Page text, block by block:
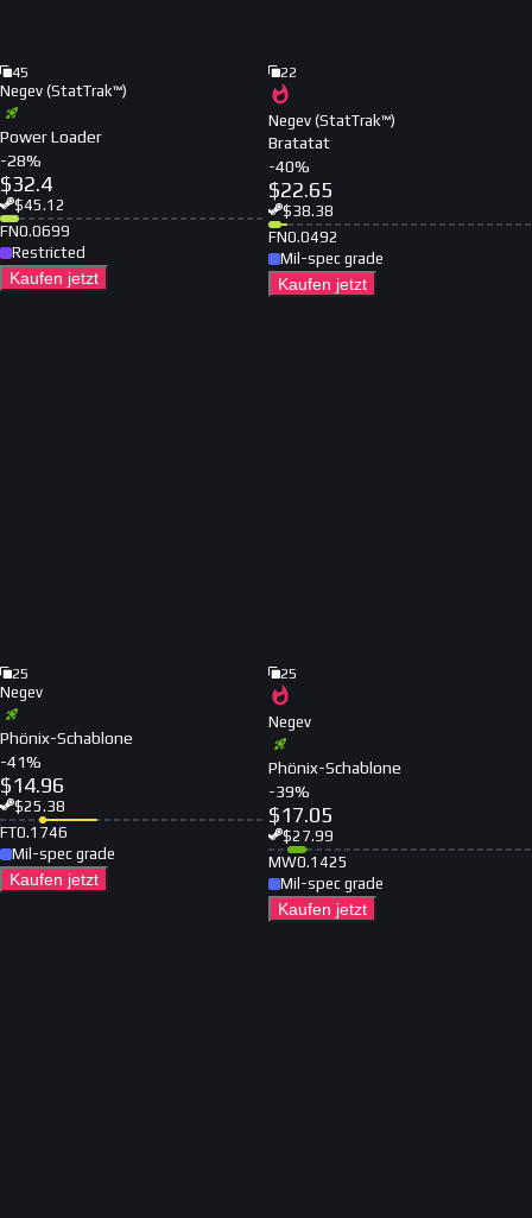
45
Negev (StatTrak™)
Power Loader
-28%
$32.4
$45.12
FN0.0699
Restricted
Kaufen jetzt
22
Negev (StatTrak™)
Bratatat
-40%
$22.65
$38.38
FN0.0492
Mil-spec grade
Kaufen jetzt
25
Negev
Phönix-Schablone
-41%
$14.96
$25.38
FT0.1746
Mil-spec grade
Kaufen jetzt
25
Negev
Phönix-Schablone
-39%
$17.05
$27.99
MW0.1425
Mil-spec grade
Kaufen jetzt